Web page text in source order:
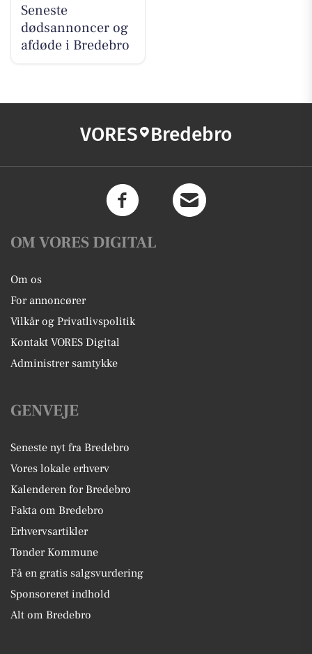
Seneste
dødsannoncer og
afdøde i Bredebro
VORES Bredebro
OM VORES DIGITAL
Om os
For annoncører
Vilkår og Privatlivspolitik
Kontakt VORES Digital
Administrer samtykke
GENVEJE
Seneste nyt fra Bredebro
Vores lokale erhverv
Kalenderen for Bredebro
Fakta om Bredebro
Erhvervsartikler
Tønder Kommune
Få en gratis salgsvurdering
Sponsoreret indhold
Alt om Bredebro